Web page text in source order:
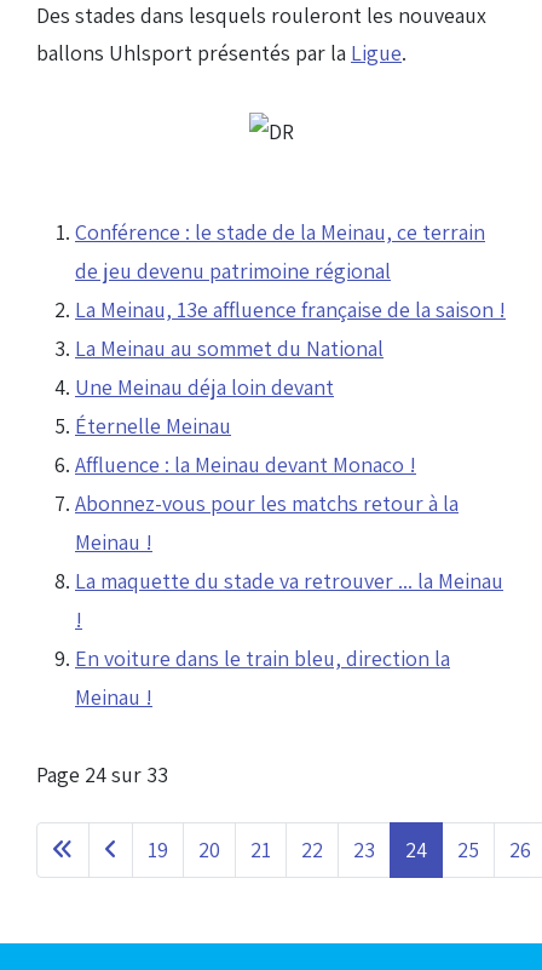
Des stades dans lesquels rouleront les nouveaux
ballons Uhlsport présentés par la Ligue.
Conférence : le stade de la Meinau, ce terrain
de jeu devenu patrimoine régional
La Meinau, 13e affluence française de la saison !
La Meinau au sommet du National
Une Meinau déja loin devant
Éternelle Meinau
Affluence : la Meinau devant Monaco !
Abonnez-vous pour les matchs retour à la
Meinau !
La maquette du stade va retrouver ... la Meinau
!
En voiture dans le train bleu, direction la
Meinau !
Page 24 sur 33
19 20 21 22 23 24 25 26